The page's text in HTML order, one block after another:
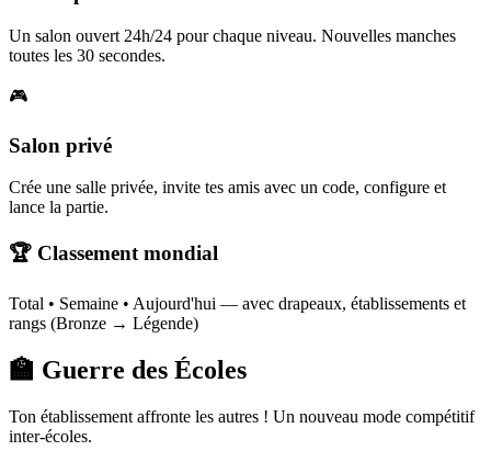
Un salon ouvert 24h/24 pour chaque niveau. Nouvelles manches
toutes les 30 secondes.
🎮
Salon privé
Crée une salle privée, invite tes amis avec un code, configure et
lance la partie.
🏆 Classement mondial
Total • Semaine • Aujourd'hui — avec drapeaux, établissements et
rangs (Bronze → Légende)
🏫 Guerre des Écoles
Ton établissement affronte les autres ! Un nouveau mode compétitif
inter-écoles.